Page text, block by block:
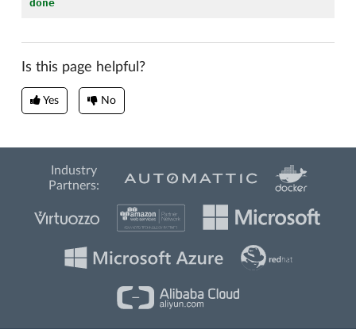
done
Is this page helpful?
Yes No
Industry
Partners: